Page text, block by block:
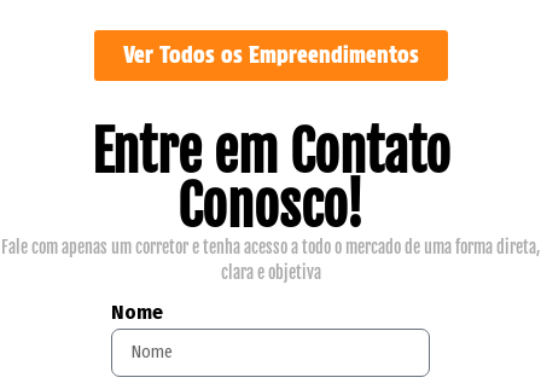
Ver Todos os Empreendimentos
Entre em Contato
Conosco!
Fale com apenas um corretor e tenha acesso a todo o mercado de uma forma direta,
clara e objetiva
Nome